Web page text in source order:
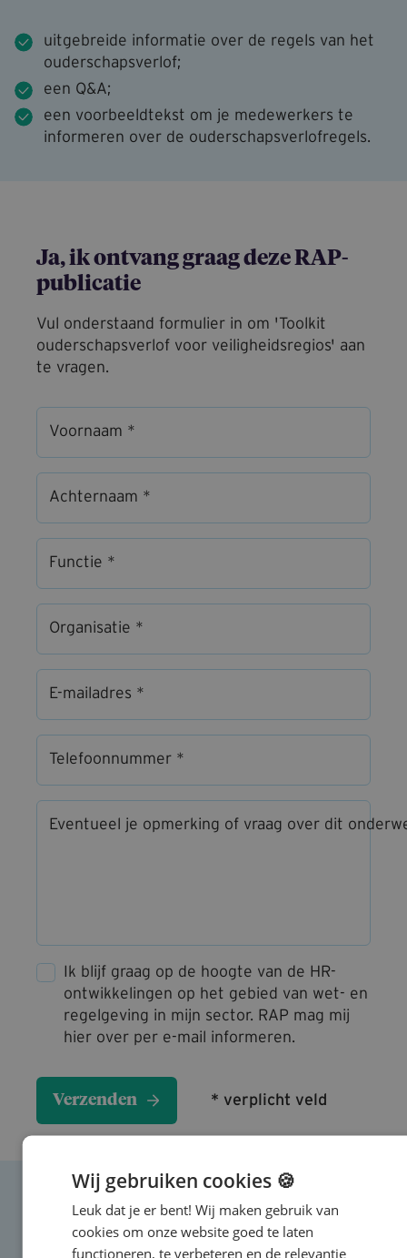
uitgebreide informatie over de regels van het
ouderschapsverlof;
een Q&A;
een voorbeeldtekst om je medewerkers te
informeren over de ouderschapsverlofregels.
Ja, ik ontvang graag deze RAP-
publicatie
Vul onderstaand formulier in om 'Toolkit
ouderschapsverlof voor veiligheidsregios' aan
te vragen.
Voornaam *
Achternaam *
Functie *
Organisatie *
E-mailadres *
Telefoonnummer *
Eventueel je opmerking of vraag over dit
Ik blijf graag op de hoogte van de HR-
ontwikkelingen op het gebied van wet- en
regelgeving in mijn sector. RAP mag mij
hier over per e-mail informeren.
* verplicht veld
Lees ook
Wij gebruiken cookies 🍪
Leuk dat je er bent! Wij maken gebruik van
cookies om onze website goed te laten
functioneren, te verbeteren en de relevantie